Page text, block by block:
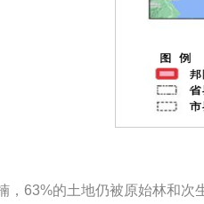
，63%的土地仍被原始林和次